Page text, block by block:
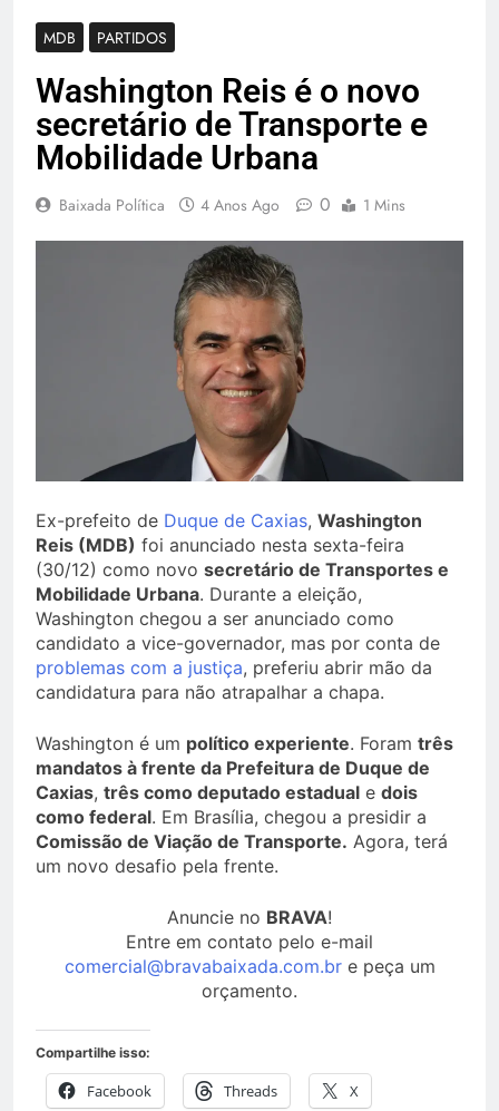
MDB PARTIDOS
Washington Reis é o novo
secretário de Transporte e
Mobilidade Urbana
Baixada Política 4 Anos Ago 0 1 Mins
Ex-prefeito de Duque de Caxias, Washington
Reis (MDB) foi anunciado nesta sexta-feira
(30/12) como novo secretário de Transportes e
Mobilidade Urbana. Durante a eleição,
Washington chegou a ser anunciado como
candidato a vice-governador, mas por conta de
problemas com a justiça, preferiu abrir mão da
candidatura para não atrapalhar a chapa.
Washington é um político experiente. Foram três
mandatos à frente da Prefeitura de Duque de
Caxias, três como deputado estadual e dois
como federal. Em Brasília, chegou a presidir a
Comissão de Viação de Transporte. Agora, terá
um novo desafio pela frente.
Anuncie no BRAVA!
Entre em contato pelo e-mail
comercial@bravabaixada.com.bre peça um
orçamento.
Compartilhe isso:
Facebook Threads X